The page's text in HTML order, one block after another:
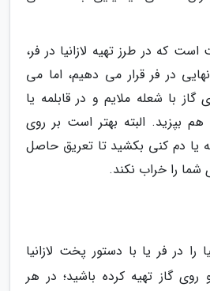
که در طرز تهیه لازانیا در فر،
در فر قرار می دهیم، اما می
گاز با شعله ملایم و در قابلمه یا
بپزید. البته بهتر است بر روی
یا دم کنی بکشید تا تعریق حاصل
شما را خراب نکند.
را در فر یا با دستور پخت لازانیا
روی گاز تهیه کرده باشید؛ در هر